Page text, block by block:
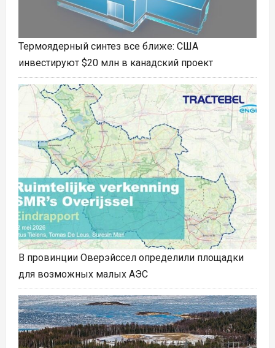
Термоядерный синтез все ближе: США
инвестируют $20 млн в канадский проект
В провинции Оверэйссел определили площадки
для возможных малых АЭС